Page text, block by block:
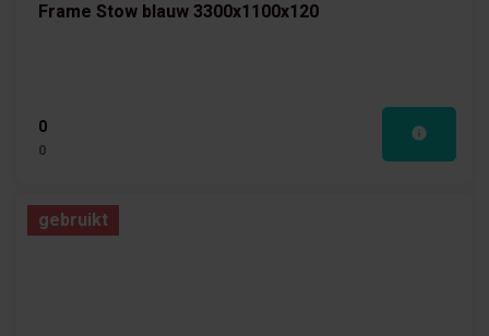
Frame Stow blauw 3300x1100x120
0
0
gebruikt